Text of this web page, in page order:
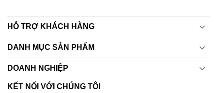
HỖ TRỢ KHÁCH HÀNG
DANH MỤC SẢN PHẨM
DOANH NGHIỆP
KẾT NỐI VỚI CHÚNG TÔI